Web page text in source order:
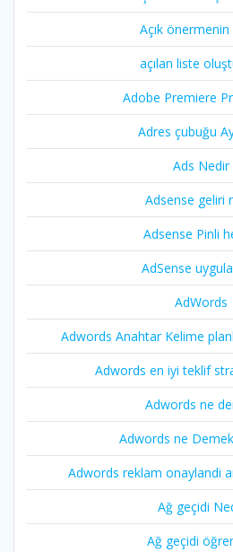
Açık önermenin
açılan liste
Adobe Premiere
Adres çubuğu
Ads Nedir
Adsense geliri
Adsense Pinli
AdSense
AdWords
Adwords Anahtar Kelime
Adwords en iyi teklif
Adwords ne
Adwords ne
Adwords reklam onaylandi
Ağ geçidi
Ağ geçidi